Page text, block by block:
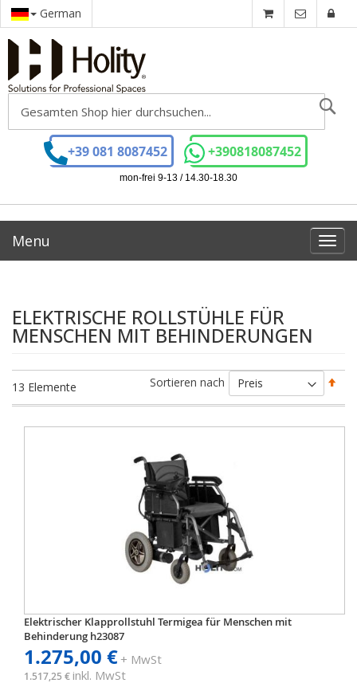
German
+39 081 8087452 +390818087452
mon-frei 9-13 / 14.30-18.30
Menu
ELEKTRISCHE ROLLSTÜHLE FÜR
MENSCHEN MIT BEHINDERUNGEN
13 Elemente Sortieren nach
Elektrischer Klapprollstuhl Termigea für Menschen mit
Behinderung h23087
1.275,00 €+ MwSt
1.517,25 € inkl. MwSt